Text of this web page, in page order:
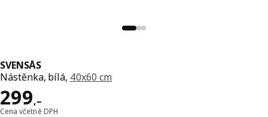
SVENSÅS
Nástěnka, bílá, 40x60 cm
299,–
Cena 299,–
Cena včetně DPH